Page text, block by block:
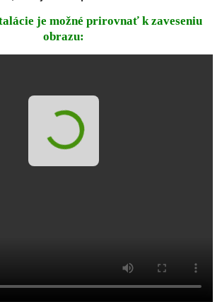
je možné prirovnať k zaveseniu
obrazu: